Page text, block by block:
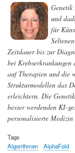
und
für
Zeitdauer bis zur
bei Krebserkrankungen
auf Therapien und die
Strukturmodellen das
erleichtern. Die
besser werdenden KI-
personalisierte
Tags
Algorithmen
AlphaFold